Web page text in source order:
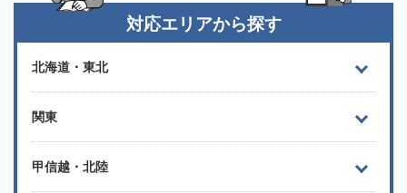
対応エリアから探す
北海道・東北
関東
甲信越・北陸